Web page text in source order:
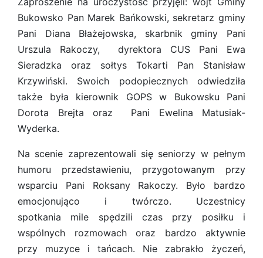
Bukowsko Pan Marek Bańkowski, sekretarz gminy
Pani Diana Błażejowska, skarbnik gminy Pani
Urszula Rakoczy, dyrektora CUS Pani Ewa
Sieradzka oraz sołtys Tokarti Pan Stanisław
Krzywiński. Swoich podopiecznych odwiedziła
także była kierownik GOPS w Bukowsku Pani
Dorota Brejta oraz Pani Ewelina Matusiak-
Wyderka.
Na scenie zaprezentowali się seniorzy w pełnym
humoru przedstawieniu, przygotowanym przy
wsparciu Pani Roksany Rakoczy. Było bardzo
emocjonująco i twórczo. Uczestnicy
spotkania mile spędzili czas przy posiłku i
wspólnych rozmowach oraz bardzo aktywnie
przy muzyce i tańcach. Nie zabrakło życzeń,